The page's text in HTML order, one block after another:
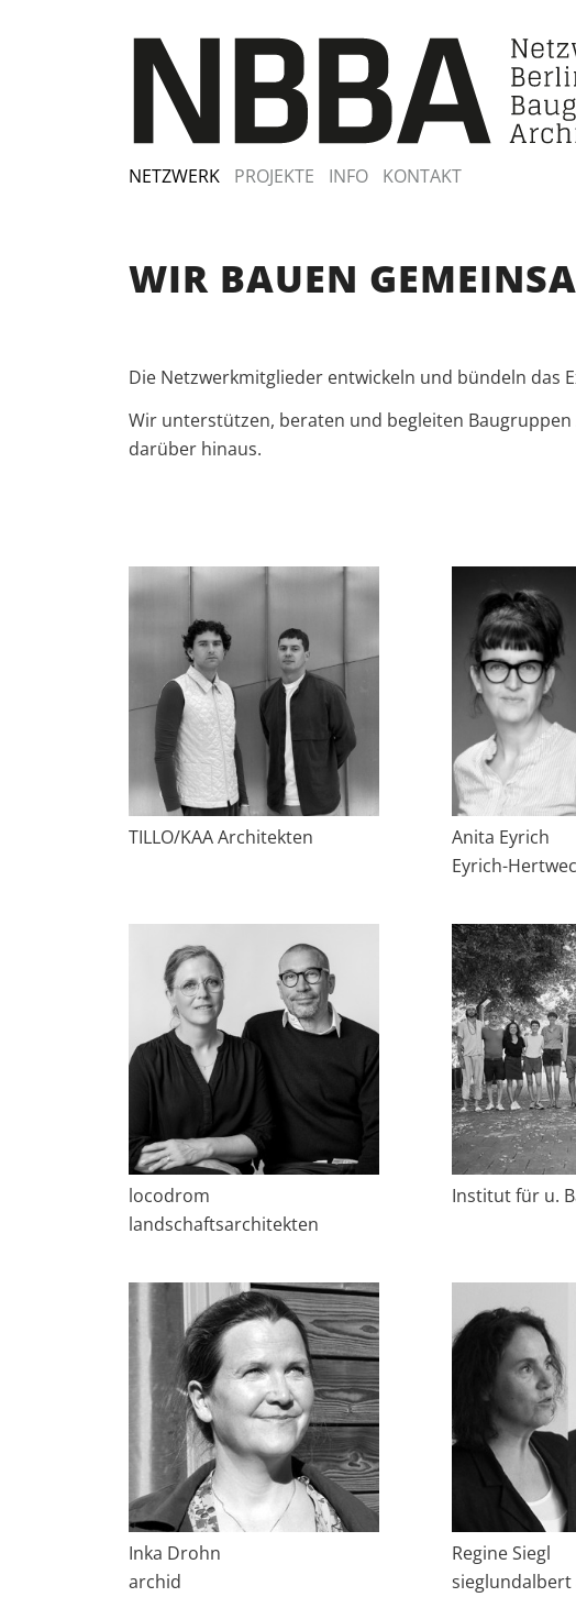
NETZWERK PROJEKTE INFO KONTAKT
WIR BAUEN
Die Netzwerkmitglieder entwickeln und bündeln das
Wir unterstützen, beraten und begleiten
darüber hinaus.
TILLO/KAA Architekten
Anita Eyrich
Eyrich-
locodrom
landschaftsarchitekten
Institut für u.
Inka Drohn
archid
Regine Siegl